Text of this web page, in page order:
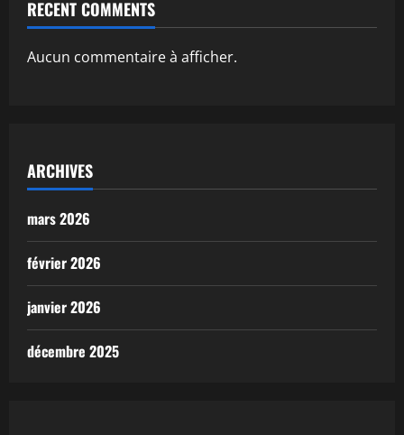
RECENT COMMENTS
Aucun commentaire à afficher.
ARCHIVES
mars 2026
février 2026
janvier 2026
décembre 2025